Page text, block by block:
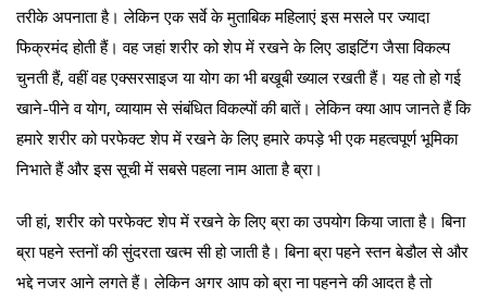
तरीके अपनाता है। लेकिन एक सर्वे के मुताबिक महिलाएं इस मसले पर ज्यादा
फिक्रमंद होती हैं। वह जहां शरीर को शेप में रखने के लिए डाइटिंग जैसा विकल्प
चुनती हैं, वहीं वह एक्सरसाइज या योग का भी बखूबी ख्याल रखती हैं। यह तो हो गई
खाने-पीने व योग, व्यायाम से संबंधित विकल्पों की बातें। लेकिन क्या आप जानते हैं कि
हमारे शरीर को परफेक्ट शेप में रखने के लिए हमारे कपड़े भी एक महत्वपूर्ण भूमिका
निभाते हैं और इस सूची में सबसे पहला नाम आता है ब्रा।
जी हां, शरीर को परफेक्ट शेप में रखने के लिए ब्रा का उपयोग किया जाता है। बिना
ब्रा पहने स्तनों की सुंदरता खत्म सी हो जाती है। बिना ब्रा पहने स्तन बेडौल से और
भद्दे नजर आने लगते हैं। लेकिन अगर आप को ब्रा ना पहनने की आदत है तो